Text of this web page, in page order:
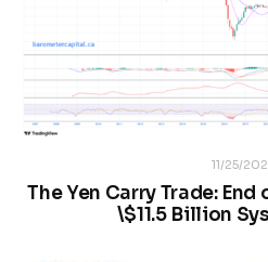
11/25/
The Yen Carry Trade: End
\$11.5 Billion